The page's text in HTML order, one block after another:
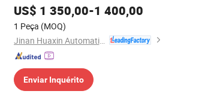
Industrial
US$ 1 350,00-1 400,00
1 Peça (MOQ)
Jinan Huaxin Automation Engineering Co., Ltd.
Enviar Inquérito